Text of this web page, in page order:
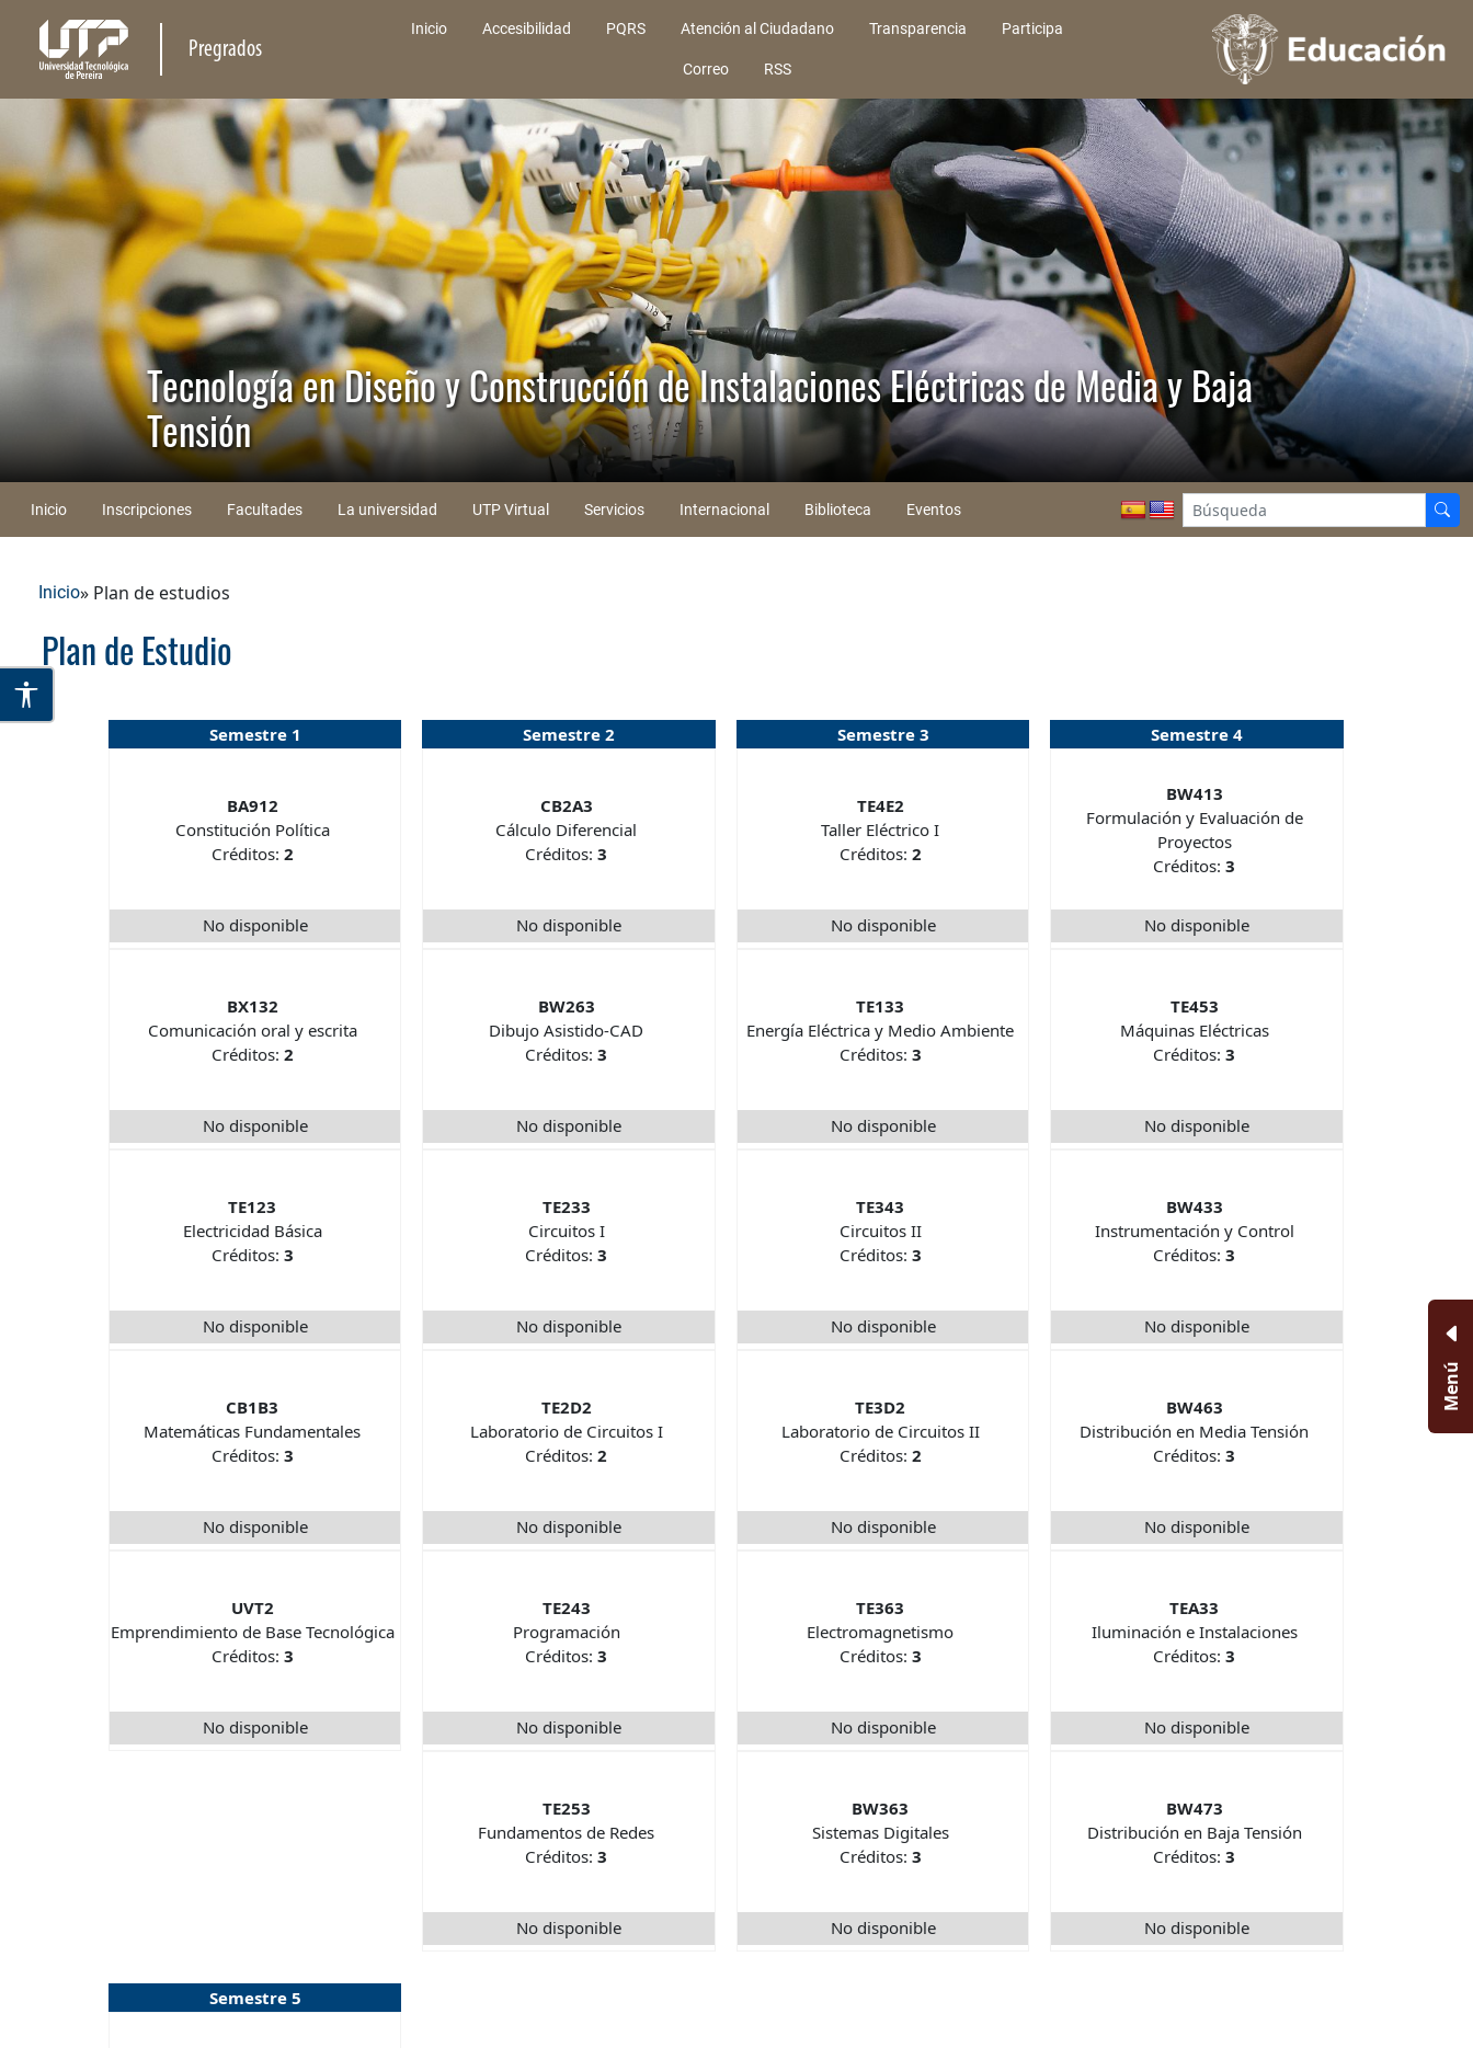
Pregrados
Inicio Accesibilidad PQRS Atención al Ciudadano Transparencia Participa
Correo RSS
Tecnología en Diseño y Construcción de Instalaciones Eléctricas de Media y Baja
Tensión
Inicio Inscripciones Facultades La universidad UTP Virtual Servicios Internacional Biblioteca Eventos
Inicio» Plan de estudios
Plan de Estudio
Semestre 1
BA912
Constitución Política
Créditos: 2
No disponible
BX132
Comunicación oral y escrita
Créditos: 2
No disponible
TE123
Electricidad Básica
Créditos: 3
No disponible
CB1B3
Matemáticas Fundamentales
Créditos: 3
No disponible
UVT2
Emprendimiento de Base Tecnológica
Créditos: 3
No disponible
Semestre 2
CB2A3
Cálculo Diferencial
Créditos:3
No disponible
BW263
Dibujo Asistido-CAD
Créditos:3
No disponible
TE233
Circuitos I
Créditos:3
No disponible
TE2D2
Laboratorio de Circuitos I
Créditos:2
No disponible
TE243
Programación
Créditos:3
No disponible
TE253
Fundamentos de Redes
Créditos:3
No disponible
Semestre 3
TE4E2
Taller Eléctrico I
Créditos: 2
No disponible
TE133
Energía Eléctrica y Medio Ambiente
Créditos: 3
No disponible
TE343
Circuitos II
Créditos: 3
No disponible
TE3D2
Laboratorio de Circuitos II
Créditos: 2
No disponible
TE363
Electromagnetismo
Créditos: 3
No disponible
BW363
Sistemas Digitales
Créditos: 3
No disponible
Semestre 4
BW413
Formulación y Evaluación de
Proyectos
Créditos:3
No disponible
TE453
Máquinas Eléctricas
Créditos:3
No disponible
BW433
Instrumentación y Control
Créditos:3
No disponible
BW463
Distribución en Media Tensión
Créditos:3
No disponible
TEA33
Iluminación e Instalaciones
Créditos:3
No disponible
BW473
Distribución en Baja Tensión
Créditos:3
No disponible
Semestre 5
Menú